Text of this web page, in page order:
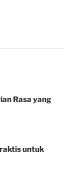
Rasa yang
untuk